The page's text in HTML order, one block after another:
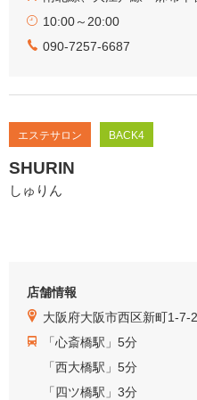
10:00～20:00
090-7257-6687
エステサロン BACK4
SHURIN
しゅりん
店舗情報
大阪府大阪市西区新町1-7-
「心斎橋駅」5分
「西大橋駅」5分
「四ツ橋駅」3分